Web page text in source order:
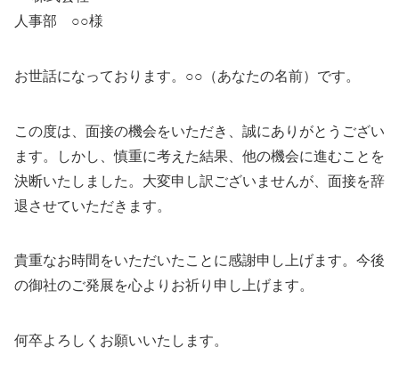
人事部 ○○様
お世話になっております。○○（あなたの名前）です。
この度は、面接の機会をいただき、誠にありがとうござい
ます。しかし、慎重に考えた結果、他の機会に進むことを
決断いたしました。大変申し訳ございませんが、面接を辞
退させていただきます。
貴重なお時間をいただいたことに感謝申し上げます。今後
の御社のご発展を心よりお祈り申し上げます。
何卒よろしくお願いいたします。